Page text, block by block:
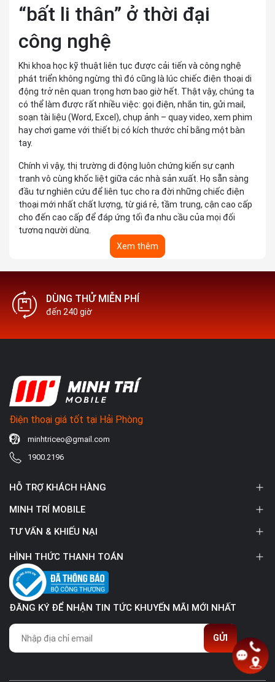
“bất li thân” ở thời đại
công nghệ
Khi khoa học kỹ thuật liên tục được cải tiến và công nghệ
phát triển không ngừng thì đó cũng là lúc chiếc điện thoại di
động trở nên quan trọng hơn bao giờ hết. Thật vậy, chúng ta
có thể làm được rất nhiều việc: gọi điện, nhắn tin, gửi mail,
soạn tài liệu (Word, Excel), chụp ảnh – quay video, xem phim
hay chơi game với thiết bị có kích thước chỉ bằng một bàn
tay.
Chính vì vậy, thị trường di động luôn chứng kiến sự cạnh
tranh vô cùng khốc liệt giữa các nhà sản xuất. Họ sẵn sàng
đầu tư nghiên cứu để liên tục cho ra đời những chiếc điện
thoại mới nhất chất lượng, từ giá rẻ, tầm trung, cận cao cấp
cho đến cao cấp để đáp ứng tối đa nhu cầu của mọi đối
tượng người dùng.
Xem thêm
DÙNG THỬ MIỄN PHÍ
đến 240 giờ
Điện thoại giá tốt tại Hải Phòng
minhtriceo@gmail.com
1900.2196
HỖ TRỢ KHÁCH HÀNG
MINH TRÍ MOBILE
TƯ VẤN & KHIẾU NẠI
HÌNH THỨC THANH TOÁN
ĐĂNG KÝ ĐỂ NHẬN TIN TỨC KHUYẾN MÃI MỚI NHẤT
GỬI